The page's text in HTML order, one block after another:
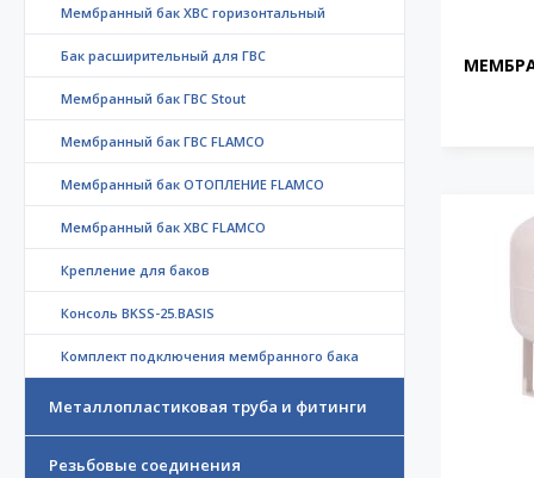
Мембранный бак ХВС горизонтальный
Бак расширительный для ГВС
Мембранный бак ГВС Stout
Мембранный бак ГВС FLAMCO
Мембранный бак ОТОПЛЕНИЕ FLAMCO
Мембранный бак ХВС FLAMCO
Крепление для баков
Консоль BKSS-25.BASIS
Комплект подключения мембранного бака
Металлопластиковая труба и фитинги
Резьбовые соединения